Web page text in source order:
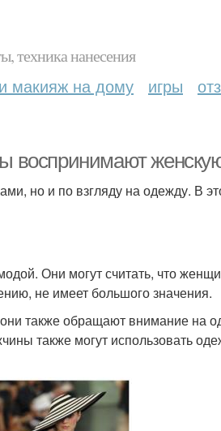
техника нанесения
макияж на дому игры
воспринимают
но и по взгляду на одежду. В
Они могут считать, что
не имеет большого значения.
также обращают внимание на
также могут использовать